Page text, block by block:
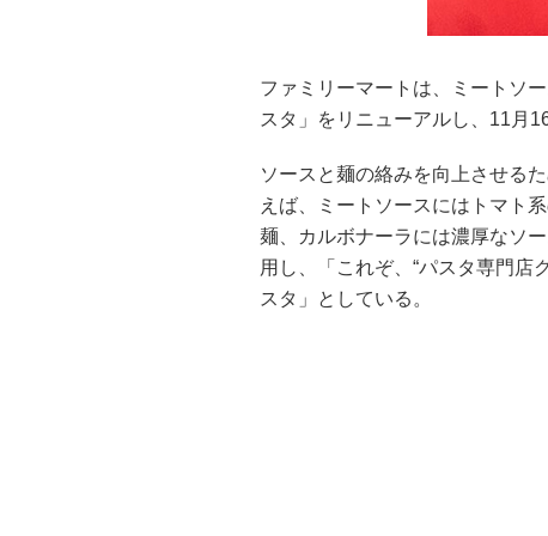
ファミリーマートは、ミートソ
スタ」をリニューアルし、11月
ソースと麺の絡みを向上させる
えば、ミートソースにはトマト
麺、カルボナーラには濃厚なソ
用し、「これぞ、“パスタ専門店
スタ」としている。